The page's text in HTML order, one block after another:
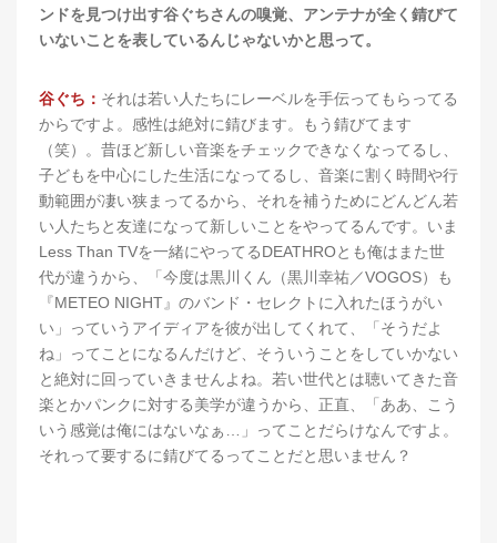
ンドを見つけ出す谷ぐちさんの嗅覚、アンテナが全く錆びて
いないことを表しているんじゃないかと思って。
谷ぐち： それは若い人たちにレーベルを手伝ってもらってる
からですよ。感性は絶対に錆びます。もう錆びてます
（笑）。昔ほど新しい音楽をチェックできなくなってるし、
子どもを中心にした生活になってるし、音楽に割く時間や行
動範囲が凄い狭まってるから、それを補うためにどんどん若
い人たちと友達になって新しいことをやってるんです。いま
Less Than TVを一緒にやってるDEATHROとも俺はまた世
代が違うから、「今度は黒川くん（黒川幸祐／VOGOS）も
『METEO NIGHT』のバンド・セレクトに入れたほうがい
い」っていうアイディアを彼が出してくれて、「そうだよ
ね」ってことになるんだけど、そういうことをしていかない
と絶対に回っていきませんよね。若い世代とは聴いてきた音
楽とかパンクに対する美学が違うから、正直、「ああ、こう
いう感覚は俺にはないなぁ…」ってことだらけなんですよ。
それって要するに錆びてるってことだと思いません？